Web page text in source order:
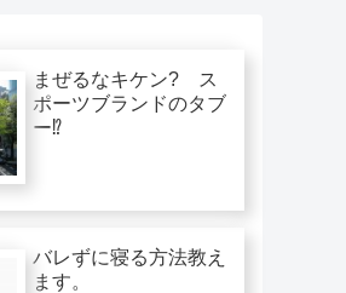
まぜるなキケン? ス
ポーツブランドのタブ
ー⁉︎
バレずに寝る方法教え
ます。